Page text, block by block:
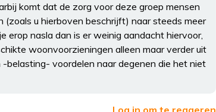
komt dat de zorg voor deze groep mensen
u hierboven beschrijft) naar steeds meer
erop nasla dan is er weinig aandacht hiervoor,
woonvoorzieningen alleen maar verder uit
belasting- voordelen naar degenen die het niet